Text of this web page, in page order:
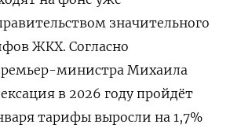
значительного
ЖКХ. Согласно
министра Михаила
в 2026 году пройдёт
тарифы выросли на 1,7%